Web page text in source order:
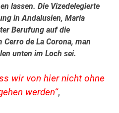
lassen. Die Vizedelegierte
inAndalusien, María
Berufung auf die
Cerro de La Corona, man
unten im Loch sei.
wir von hier nicht ohne
werden“,